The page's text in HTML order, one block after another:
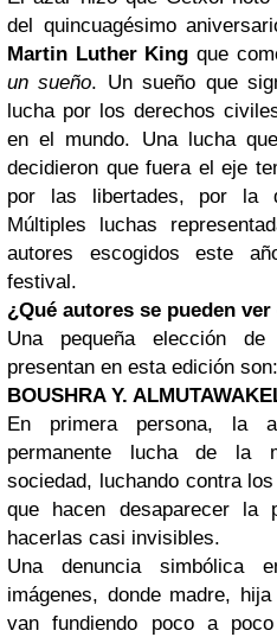
del quincuagésimo
Martin Luther King que
un sueño. Un sueño que
lucha por los derechos
en el mundo. Una lucha
decidieron que fuera el eje
por las libertades, por la
Múltiples luchas
autores escogidos este
festival.
¿Qué autores se pueden
Una pequeña elección
presentan en esta edición son:
BOUSHRA Y.
En primera persona, la
permanente lucha de la
sociedad, luchando contra
que hacen desaparecer la
hacerlas casi invisibles.
Una denuncia simbólica
imágenes, donde madre,
van fundiendo poco a